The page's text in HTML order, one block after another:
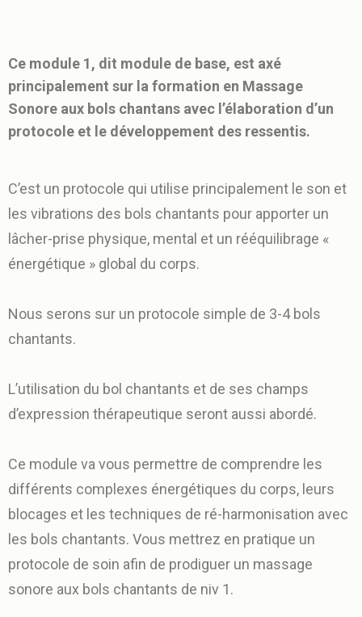
Ce module 1, dit module de base, est axé
principalement sur la formation en Massage
Sonore aux bols chantans avec l’élaboration d’un
protocole et le développement des ressentis.
C’est un protocole qui utilise principalement le son et
les vibrations des bols chantants pour apporter un
lâcher-prise physique, mental et un rééquilibrage «
énergétique » global du corps.
Nous serons sur un protocole simple de 3-4 bols
chantants.
L’utilisation du bol chantants et de ses champs
d’expression thérapeutique seront aussi abordé.
Ce module va vous permettre de comprendre les
différents complexes énergétiques du corps, leurs
blocages et les techniques de ré-harmonisation avec
les bols chantants. Vous mettrez en pratique un
protocole de soin afin de prodiguer un massage
sonore aux bols chantants de niv 1.